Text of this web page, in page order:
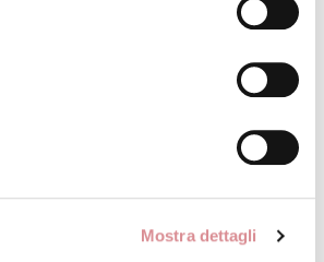
Mostra dettagli
LOTTE